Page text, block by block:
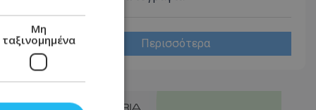
Περισσότερα
Μη
ταξινομημένα